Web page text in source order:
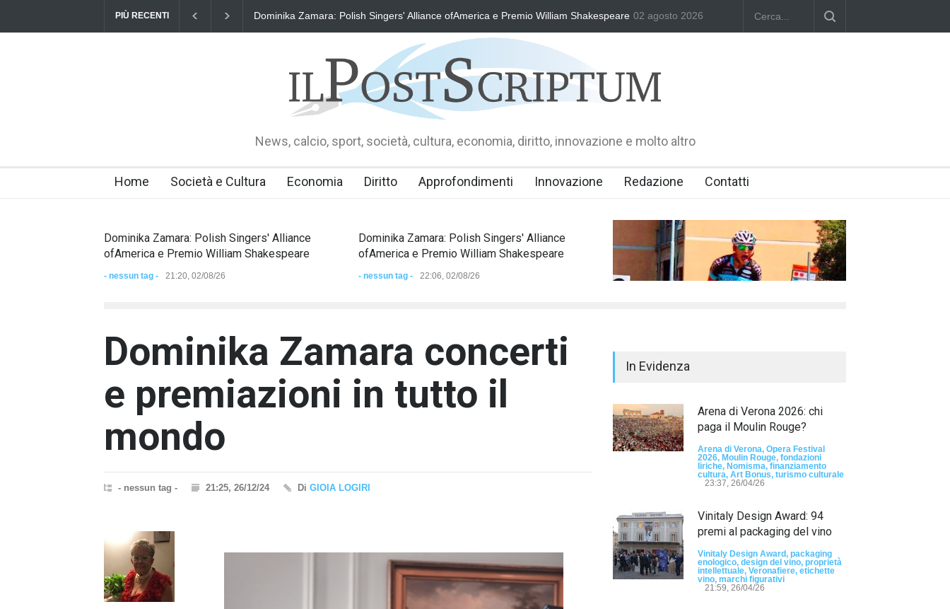
PIÙ RECENTI "Il Passaporto di Fausto Angelo Coppi" il Premio Internazionale, dedicato a Giovanni Iannelli RIMINI, PRIMO CONVEGNO NAZIONALE SUL TEMA "IO
News, calcio, sport, società, cultura, economia, diritto, innovazione e molto altro
Home Società e Cultura Economia Diritto Approfondimenti Innovazione Redazione Contatti
Dominika Zamara: Polish Singers' Alliance
ofAmerica e Premio William Shakespeare
- nessun tag - 21:20, 02/08/26
Dominika Zamara: Polish Singers' Alliance
ofAmerica e Premio William Shakespeare
- nessun tag - 22:06, 02/08/26
"Il Passaporto di Fausto Angelo Coppi" il
Premio Internazionale, dedicato a Giovanni
- nessun tag - 23:24, 24/07/26
Dominika Zamara concerti
e premiazioni in tutto il
mondo
- nessun tag - 21:25, 26/12/24 Di GIOIA LOGIRI
In Evidenza
Arena di Verona 2026: chi
paga il Moulin Rouge?
Arena di Verona, Opera Festival
2026, Moulin Rouge, fondazioni
liriche, Nomisma, finanziamento
cultura, Art Bonus, turismo culturale
23:37, 26/04/26
Vinitaly Design Award: 94
premi al packaging del vino
Vinitaly Design Award, packaging
enologico, design del vino, proprietà
intellettuale, Veronafiere, etichette
vino, marchi figurativi
21:59, 26/04/26